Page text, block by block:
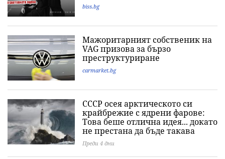
biss.bg
Мажоритарният собственик на
VAG призова за бързо
преструктуриране
carmarket.bg
СССР осея арктическото си
крайбрежие с ядрени фарове:
Това беше отлична идея... докато
не престана да бъде такава
Преди 4 дни